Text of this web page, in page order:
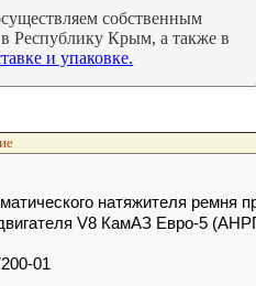
собственным
Республику Крым, а также в
и упаковке.
натяжителя ремня
двигателя V8 КамАЗ Евро-5
01